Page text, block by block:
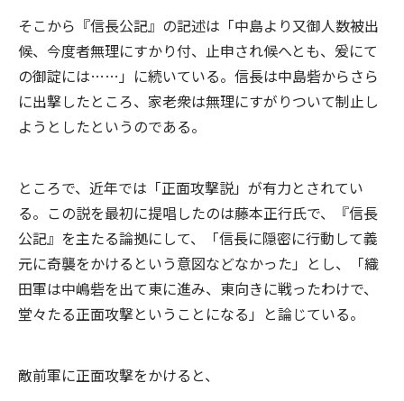
そこから『信長公記』の記述は「中島より又御人数被出
候、今度者無理にすかり付、止申され候へとも、爰にて
の御諚には……」に続いている。信長は中島砦からさら
に出撃したところ、家老衆は無理にすがりついて制止し
ようとしたというのである。
ところで、近年では「正面攻撃説」が有力とされてい
る。この説を最初に提唱したのは藤本正行氏で、『信長
公記』を主たる論拠にして、「信長に隠密に行動して義
元に奇襲をかけるという意図などなかった」とし、「織
田軍は中嶋砦を出て東に進み、東向きに戦ったわけで、
堂々たる正面攻撃ということになる」と論じている。
敵前軍に正面攻撃をかけると、